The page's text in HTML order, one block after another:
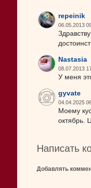
repeinik
06.05.2013
Nastasia
08.07.2013
У меня
gyvate
04.04.2025
Моему
октябрь.
Написать
Добавлять